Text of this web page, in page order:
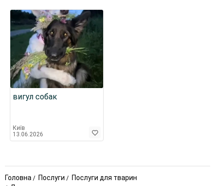
вигул собак
Київ
13.06.2026
Головна Послуги
Послуги для тварин